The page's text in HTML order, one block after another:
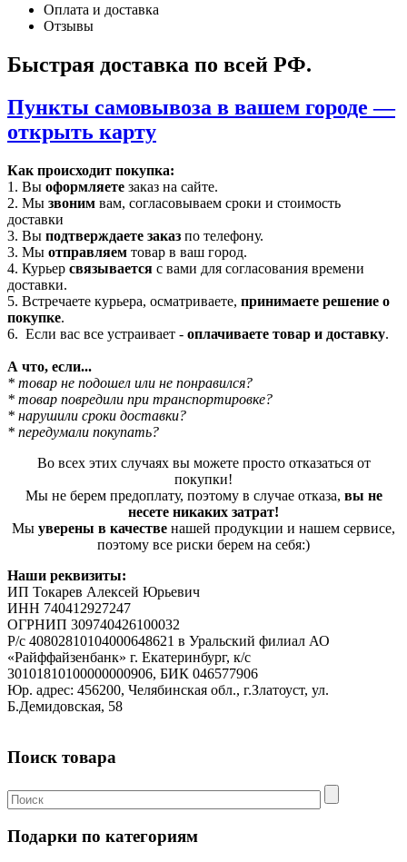
Оплата и доставка
Отзывы
Быстрая доставка по всей РФ.
Пункты самовывоза в вашем городе —
открыть карту
Как происходит покупка:
1. Вы оформляете заказ на сайте.
2. Мы звоним вам, согласовываем сроки и стоимость
доставки
3. Вы подтверждаете заказ по телефону.
3. Мы отправляем товар в ваш город.
4. Курьер связывается с вами для согласования времени
доставки.
5. Встречаете курьера, осматриваете, принимаете решение о
покупке.
6. Если вас все устраивает - оплачиваете товар и доставку.
А что, если...
* товар не подошел или не понравился?
* товар повредили при транспортировке?
* нарушили сроки доставки?
* передумали покупать?
Во всех этих случаях вы можете просто отказаться от
покупки!
Мы не берем предоплату, поэтому в случае отказа, вы не
несете никаких затрат!
Мы уверены в качестве нашей продукции и нашем сервисе,
поэтому все риски берем на себя:)
Наши реквизиты:
ИП Токарев Алексей Юрьевич
ИНН 740412927247
ОГРНИП 309740426100032
Р/с 40802810104000648621 в Уральский филиал АО
«Райффайзенбанк» г. Екатеринбург, к/с
30101810100000000906, БИК 046577906
Юр. адрес: 456200, Челябинская обл., г.Златоуст, ул.
Б.Демидовская, 58
Поиск товара
Подарки по категориям